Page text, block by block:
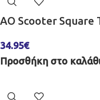
AO Scooter Square
34.95€
Προσθήκη στο